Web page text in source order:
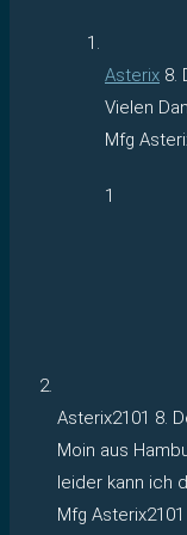
Asterix 8.
Vielen
Mfg
1
Asterix2101 8.
Moin aus
leider kann ich
Mfg Asterix2101